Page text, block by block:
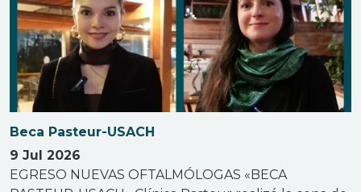
Beca Pasteur-USACH
9 Jul 2026
EGRESO NUEVAS OFTALMÓLOGAS «BECA